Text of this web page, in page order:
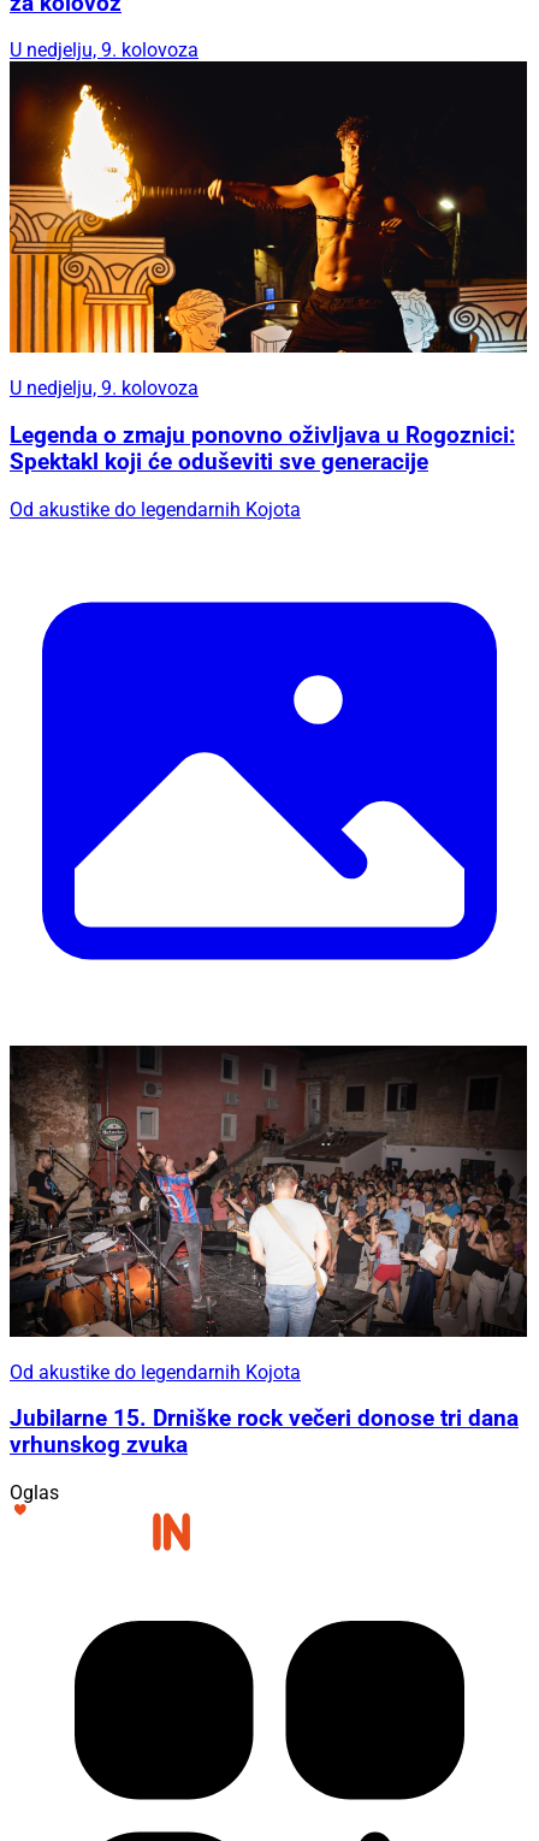
U nedjelju, 9. kolovoza
U nedjelju, 9. kolovoza
Legenda o zmaju ponovno oživljava u Rogoznici:
Spektakl koji će oduševiti sve generacije
Od akustike do legendarnih Kojota
Od akustike do legendarnih Kojota
Jubilarne 15. Drniške rock večeri donose tri dana
vrhunskog zvuka
Oglas